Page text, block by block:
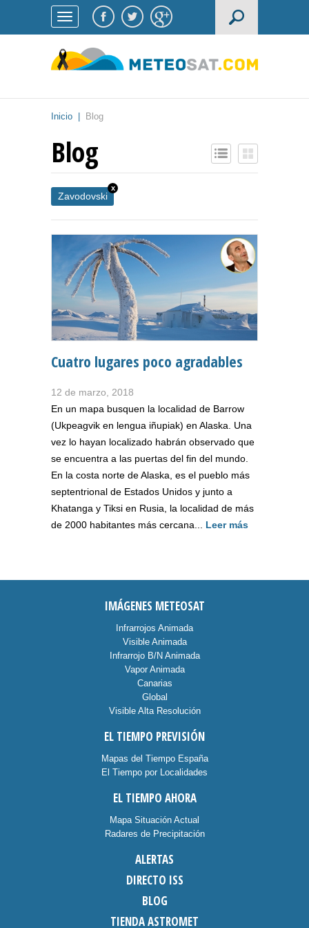
Inicio Blog
Blog
Zavodovski
x
Cuatro lugares poco agradables
12 de marzo, 2018
En un mapa busquen la localidad de Barrow
(Ukpeagvik en lengua iñupiak) en Alaska. Una
vez lo hayan localizado habrán observado que
se encuentra a las puertas del fin del mundo.
En la costa norte de Alaska, es el pueblo más
septentrional de Estados Unidos y junto a
Khatanga y Tiksi en Rusia, la localidad de más
de 2000 habitantes más cercana... Leer más
IMÁGENES METEOSAT
Infrarrojos Animada
Visible Animada
Infrarrojo B/N Animada
Vapor Animada
Canarias
Global
Visible Alta Resolución
EL TIEMPO PREVISIÓN
Mapas del Tiempo España
El Tiempo por Localidades
EL TIEMPO AHORA
Mapa Situación Actual
Radares de Precipitación
ALERTAS
DIRECTO ISS
BLOG
TIENDA ASTROMET